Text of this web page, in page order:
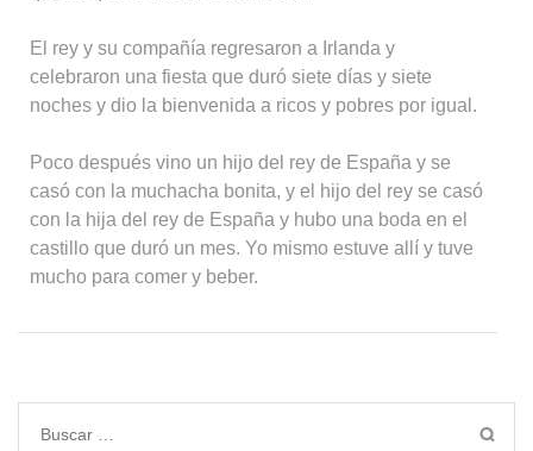
El rey y su compañía regresaron a Irlanda y
celebraron una fiesta que duró siete días y siete
noches y dio la bienvenida a ricos y pobres por igual.
Poco después vino un hijo del rey de España y se
casó con la muchacha bonita, y el hijo del rey se casó
con la hija del rey de España y hubo una boda en el
castillo que duró un mes. Yo mismo estuve allí y tuve
mucho para comer y beber.